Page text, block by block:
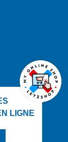
LIGNE